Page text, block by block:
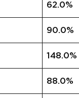
62.0%
90.0%
148.0%
88.0%